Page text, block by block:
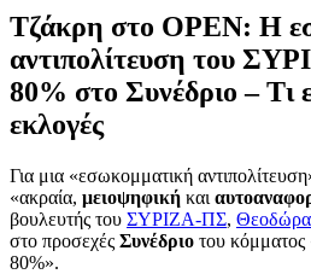
Τζάκρη στο OPEN: Η
αντιπολίτευση του
80% στο Συνέδριο – Τι
εκλογές
Για μια «εσωκομματική
«ακραία, μειοψηφική και
βουλευτής του ΣΥΡΙΖΑ-ΠΣ,
στο προσεχές Συνέδριο του
80%».